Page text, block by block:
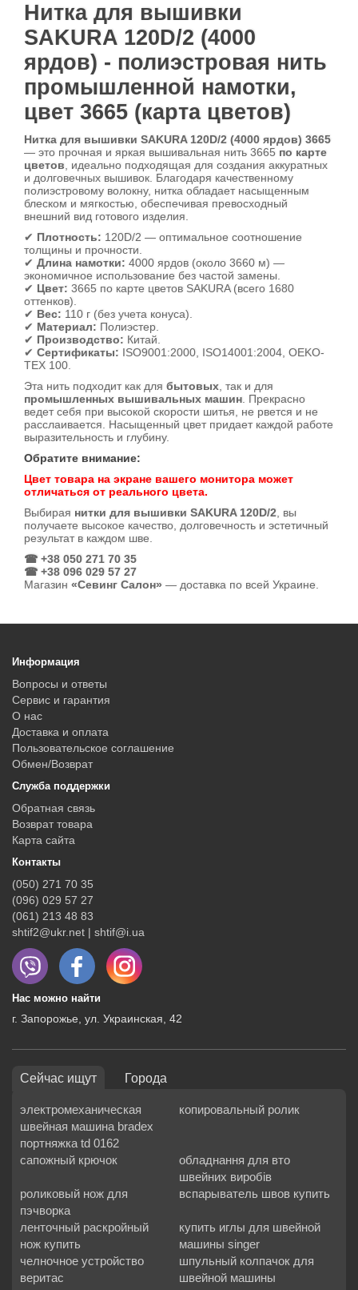
Нитка для вышивки
SAKURA 120D/2 (4000
ярдов) - полиэстровая нить
промышленной намотки,
цвет 3665 (карта цветов)
Нитка для вышивки SAKURA 120D/2 (4000 ярдов) 3665
— это прочная и яркая вышивальная нить 3665 по карте
цветов , идеально подходящая для создания аккуратных
и долговечных вышивок. Благодаря качественному
полиэстровому волокну, нитка обладает насыщенным
блеском и мягкостью, обеспечивая превосходный
внешний вид готового изделия.
✔ Плотность: 120D/2 — оптимальное соотношение
толщины и прочности.
✔ Длина намотки: 4000 ярдов (около 3660 м) —
экономичное использование без частой замены.
✔ Цвет: 3665 по карте цветов SAKURA (всего 1680
оттенков).
✔ Вес: 110 г (без учета конуса).
✔ Материал: Полиэстер.
✔ Производство: Китай.
✔ Сертификаты: ISO9001:2000, ISO14001:2004, OEKO-
TEX 100.
Эта нить подходит как для бытовых , так и для
промышленных вышивальных машин . Прекрасно
ведет себя при высокой скорости шитья, не рвется и не
расслаивается. Насыщенный цвет придает каждой работе
выразительность и глубину.
Обратите внимание:
Цвет товара на экране вашего монитора может
отличаться от реального цвета.
Выбирая нитки для вышивки SAKURA 120D/2 , вы
получаете высокое качество, долговечность и эстетичный
результат в каждом шве.
☎ +38 050 271 70 35
☎ +38 096 029 57 27
Магазин «Севинг Салон» — доставка по всей Украине.
Информация
Вопросы и ответы
Сервис и гарантия
О нас
Доставка и оплата
Пользовательское соглашение
Обмен/Возврат
Служба поддержки
Обратная связь
Возврат товара
Карта сайта
Контакты
(050) 271 70 35
(096) 029 57 27
(061) 213 48 83
shtif2@ukr.net | shtif@i.ua
Нас можно найти
г. Запорожье, ул. Украинская, 42
Сейчас ищут Города
электромеханическая
швейная машина bradex
портняжка td 0162
копировальный ролик
сапожный крючок
обладнання для вто
швейних виробів
роликовый нож для
пэчворка
вспарыватель швов купить
ленточный раскройный
нож купить
купить иглы для швейной
машины singer
челночное устройство
веритас
шпульный колпачок для
швейной машины